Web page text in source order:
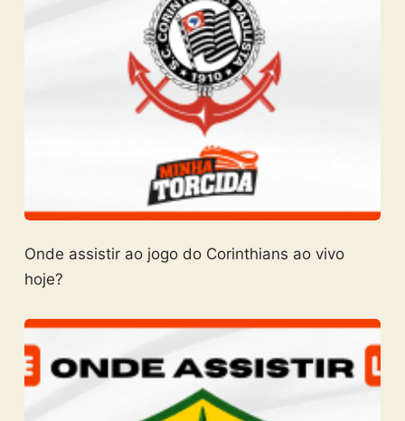
Onde assistir ao jogo do Corinthians ao vivo
hoje?